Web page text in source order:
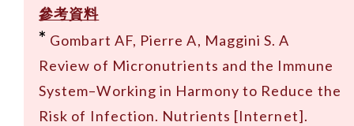
參考資料
* Gombart AF, Pierre A, Maggini S. A
Review of Micronutrients and the Immune
System–Working in Harmony to Reduce the
Risk of Infection. Nutrients [Internet].